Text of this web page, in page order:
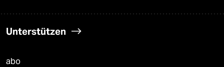
Unterstützen
abo